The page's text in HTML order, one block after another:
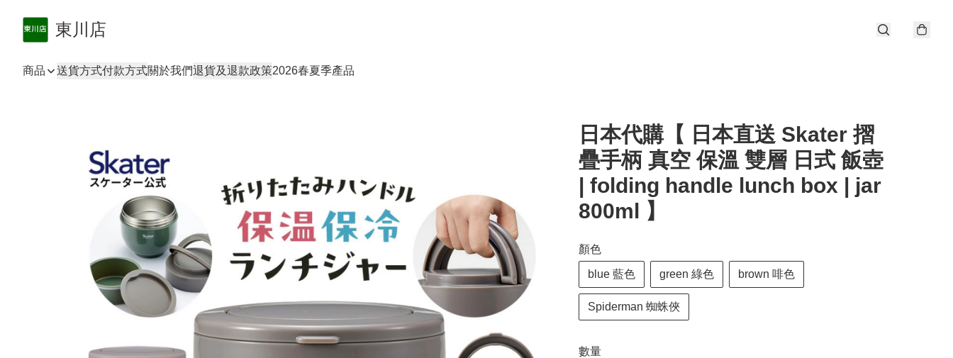
東川店
商品 送貨方式付款方式關於我們退貨及退款政策2026春夏季產品
日本代購【 日本直送 Skater 摺
疊手柄 真空 保溫 雙層 日式 飯壺
| folding handle lunch box | jar
800ml 】
顏色
blue 藍色 green 綠色 brown 啡色
Spiderman 蜘蛛俠
數量